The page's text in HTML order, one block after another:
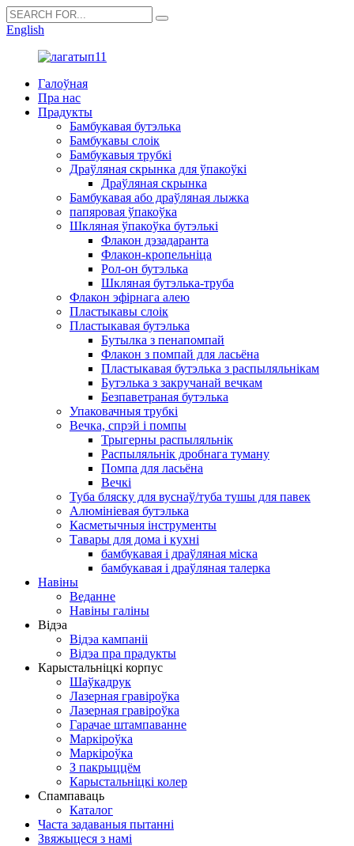
English
Галоўная
Пра нас
Прадукты
Бамбукавая бутэлька
Бамбукавы слоік
Бамбукавыя трубкі
Драўляная скрынка для ўпакоўкі
Драўляная скрынка
Бамбукавая або драўляная лыжка
папяровая ўпакоўка
Шкляная ўпакоўка бутэлькі
Флакон дэзадаранта
Флакон-кропельніца
Рол-он бутэлька
Шкляная бутэлька-труба
Флакон эфірнага алею
Пластыкавы слоік
Пластыкавая бутэлька
Бутылка з пенапомпай
Флакон з помпай для ласьёна
Пластыкавая бутэлька з распыляльнікам
Бутэлька з закручанай вечкам
Безпаветраная бутэлька
Упаковачныя трубкі
Вечка, спрэй і помпы
Трыгерны распыляльнік
Распыляльнік дробнага туману
Помпа для ласьёна
Вечкі
Туба бляску для вуснаў/туба тушы для павек
Алюмініевая бутэлька
Касметычныя інструменты
Тавары для дома і кухні
бамбукавая і драўляная міска
бамбукавая і драўляная талерка
Навіны
Веданне
Навіны галіны
Відэа
Відэа кампаніі
Відэа пра прадукты
Карыстальніцкі корпус
Шаўкадрук
Лазерная гравіроўка
Лазерная гравіроўка
Гарачае штампаванне
Маркіроўка
Маркіроўка
З пакрыццём
Карыстальніцкі колер
Спампаваць
Каталог
Часта задаваныя пытанні
Звяжыцеся з намі